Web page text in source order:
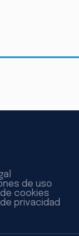
de uso
cookies
privacidad